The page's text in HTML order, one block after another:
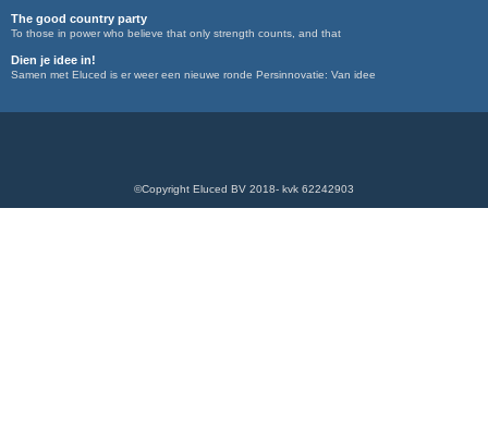
The good country party
To those in power who believe that only strength counts, and that
Dien je idee in!
Samen met Eluced is er weer een nieuwe ronde Persinnovatie: Van idee
©Copyright Eluced BV 2018- kvk 62242903